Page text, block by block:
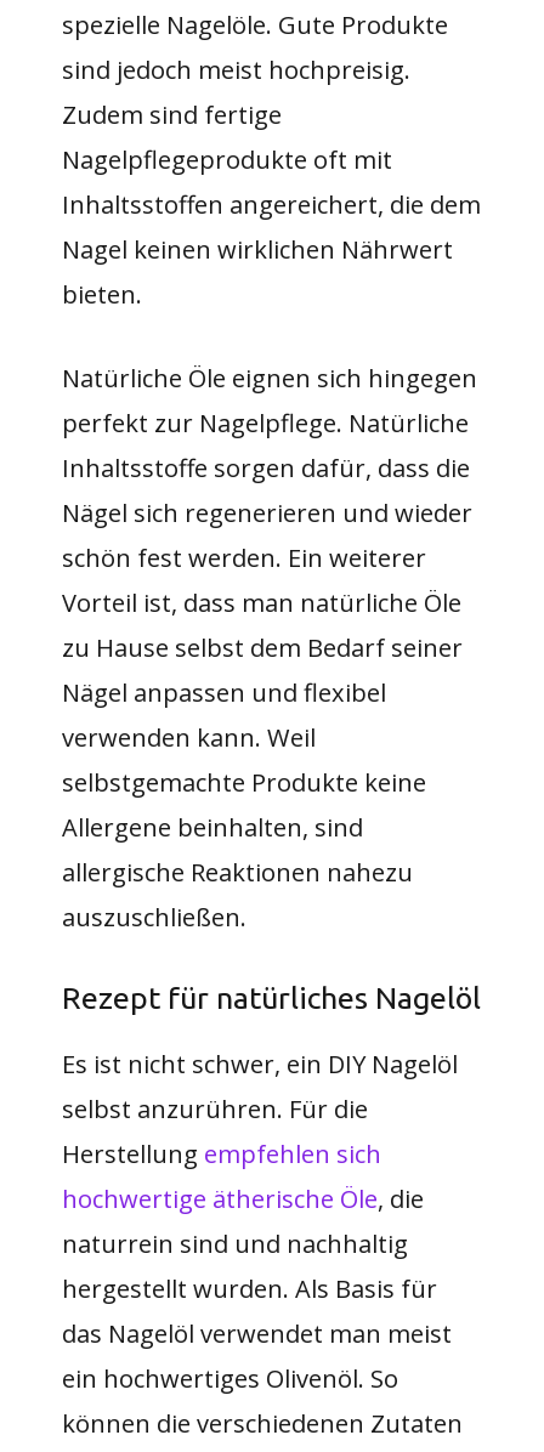
spezielle Nagelöle. Gute Produkte
sind jedoch meist hochpreisig.
Zudem sind fertige
Nagelpflegeprodukte oft mit
Inhaltsstoffen angereichert, die dem
Nagel keinen wirklichen Nährwert
bieten.
Natürliche Öle eignen sich hingegen
perfekt zur Nagelpflege. Natürliche
Inhaltsstoffe sorgen dafür, dass die
Nägel sich regenerieren und wieder
schön fest werden. Ein weiterer
Vorteil ist, dass man natürliche Öle
zu Hause selbst dem Bedarf seiner
Nägel anpassen und flexibel
verwenden kann. Weil
selbstgemachte Produkte keine
Allergene beinhalten, sind
allergische Reaktionen nahezu
auszuschließen.
Rezept für natürliches Nagelöl
Es ist nicht schwer, ein DIY Nagelöl
selbst anzurühren. Für die
Herstellung empfehlen sich
hochwertige ätherische Öle, die
naturrein sind und nachhaltig
hergestellt wurden. Als Basis für
das Nagelöl verwendet man meist
ein hochwertiges Olivenöl. So
können die verschiedenen Zutaten